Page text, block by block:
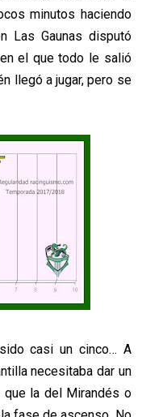
minutos haciendo
Las Gaunas disputó
el que todo le salió
llegó a jugar, pero se
casi un cinco… A
necesitaba dar un
que la del Mirandés o